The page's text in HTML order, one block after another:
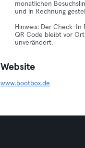
monatlichen
und in Rechnung
Hinweis: Der Check-In
QR Code bleibt vor
unverändert.
Website
www.bootbox.de